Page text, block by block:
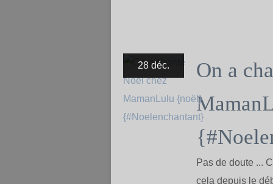
28 déc.
On a
Pas de doute ...
cela depuis le